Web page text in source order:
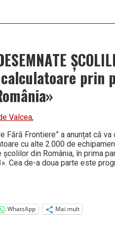
prin
Valcea,
Fără Frontiere” a anunțat că
cu alte 2.000 de
școlilor din România, în prima
Cea de-a doua parte este
WhatsApp
Mai mult